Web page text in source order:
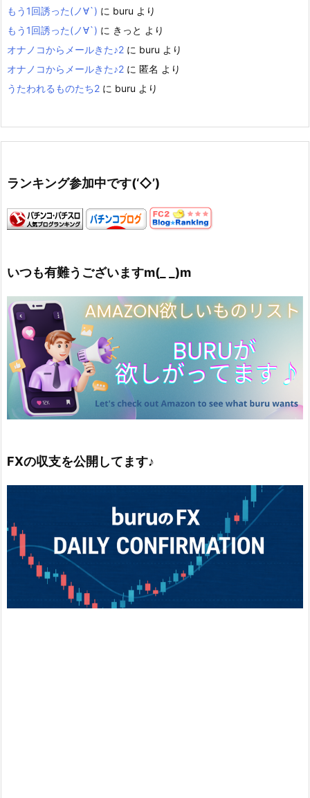
もう1回誘った(ノ∀`) に buru より
もう1回誘った(ノ∀`) に きっと より
オナノコからメールきた♪2 に buru より
オナノコからメールきた♪2 に 匿名 より
うたわれるものたち2 に buru より
ランキング参加中です(‘◇’)ゞ
いつも有難うございますm(_ _)m
FXの収支を公開してます♪